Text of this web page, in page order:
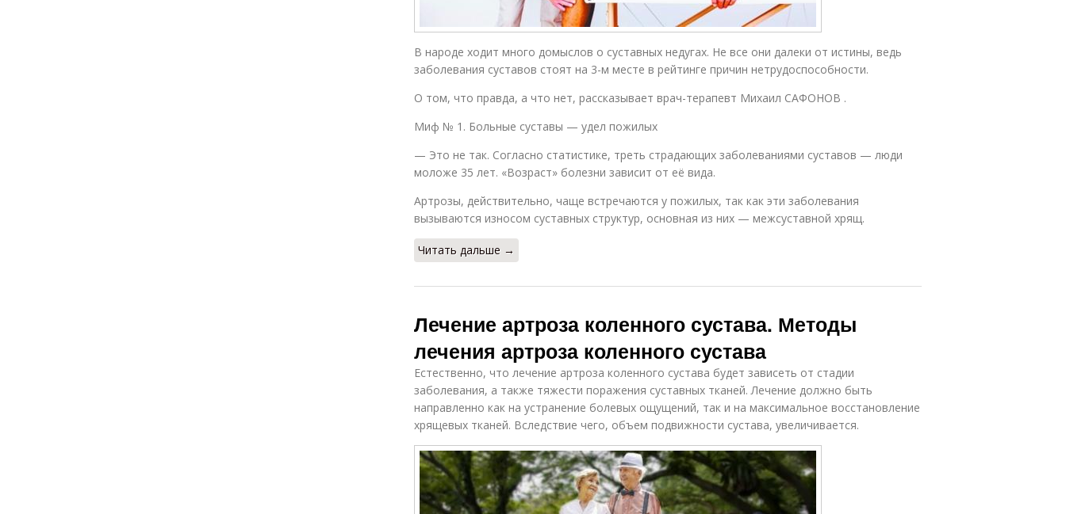
В народе ходит много домыслов о сус­тавных недугах. Не все они далеки от истины, ведь
заболевания суставов стоят на 3-м месте в рейтинге причин нетрудоспособности.
О том, что правда, а что нет, рассказывает врач-терапевт Михаил САФОНОВ .
Миф № 1. Больные суставы — удел пожилых
— Это не так. Согласно статистике, треть страдающих заболеваниями суставов — люди
моложе 35 лет. «Возраст» болезни зависит от её вида.
Артрозы, действительно, чаще встречаются у пожилых, так как эти заболевания
вызываются износом суставных структур, основная из них — межсус­тавной хрящ.
Читать дальше →
Лечение артроза коленного сустава. Методы
лечения артроза коленного сустава
Естественно, что лечение артроза коленного сустава будет зависеть от стадии
заболевания, а также тяжести поражения суставных тканей. Лечение должно быть
направленно как на устранение болевых ощущений, так и на максимальное восстановление
хрящевых тканей. Вследствие чего, объем подвижности сустава, увеличивается.